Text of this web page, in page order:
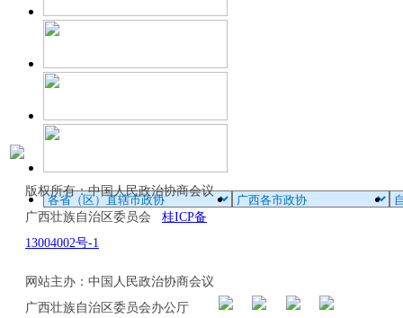
版权所有：中国人民政治协商会议
广西壮族自治区委员会 桂ICP备
13004002号-1
网站主办：中国人民政治协商会议
广西壮族自治区委员会办公厅